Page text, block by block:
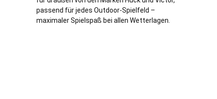
passend für jedes Outdoor-Spielfeld –
maximaler Spielspaß bei allen Wetterlagen.